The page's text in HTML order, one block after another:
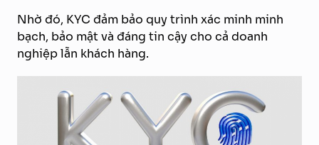
Nhờ đó, KYC đảm bảo quy trình xác minh minh
bạch, bảo mật và đáng tin cậy cho cả doanh
nghiệp lẫn khách hàng.